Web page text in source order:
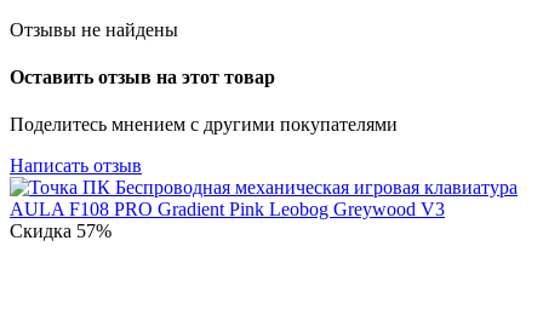
Отзывы не найдены
Оставить отзыв на этот товар
Поделитесь мнением с другими покупателями
Написать отзыв
Скидка 57%